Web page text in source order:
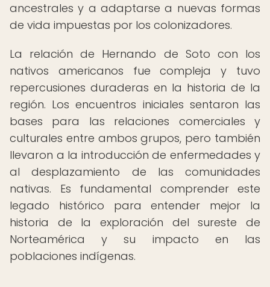
ancestrales y a adaptarse a nuevas formas
de vida impuestas por los colonizadores.
La relación de Hernando de Soto con los
nativos americanos fue compleja y tuvo
repercusiones duraderas en la historia de la
región. Los encuentros iniciales sentaron las
bases para las relaciones comerciales y
culturales entre ambos grupos, pero también
llevaron a la introducción de enfermedades y
al desplazamiento de las comunidades
nativas. Es fundamental comprender este
legado histórico para entender mejor la
historia de la exploración del sureste de
Norteamérica y su impacto en las
poblaciones indígenas.